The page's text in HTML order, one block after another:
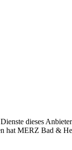
dieses
hat MERZ Bad &